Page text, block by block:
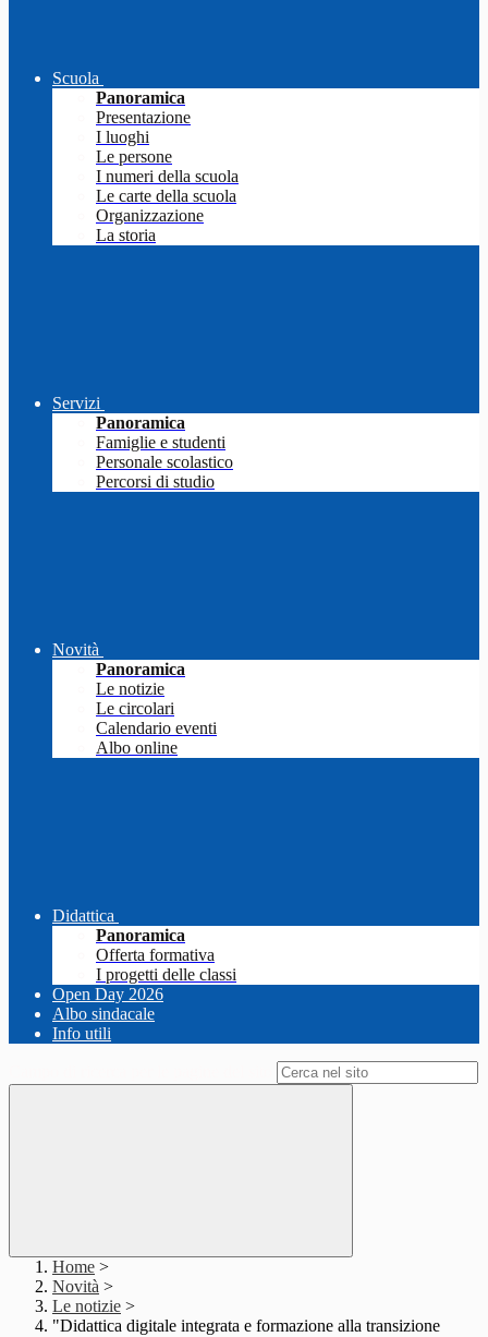
Scuola
Panoramica
Presentazione
I luoghi
Le persone
I numeri della scuola
Le carte della scuola
Organizzazione
La storia
Servizi
Panoramica
Famiglie e studenti
Personale scolastico
Percorsi di studio
Novità
Panoramica
Le notizie
Le circolari
Calendario eventi
Albo online
Didattica
Panoramica
Offerta formativa
I progetti delle classi
Open Day 2026
Albo sindacale
Info utili
Home >
Novità >
Le notizie >
"Didattica digitale integrata e formazione alla transizione